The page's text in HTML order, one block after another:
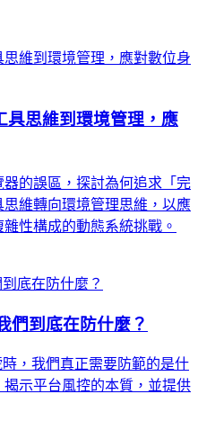
具思維到環境管理，應
的誤區，探討為何追求「完
維轉向環境管理思維，以應
性構成的動態系統挑戰。
們到底在防什麼？
，我們真正需要防範的是什
示平台風控的本質，並提供